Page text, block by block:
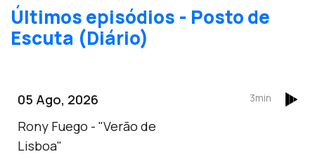
Últimos episódios - Posto de
Escuta (Diário)
05 Ago, 2026
Rony Fuego - "Verão de
Lisboa"
3min